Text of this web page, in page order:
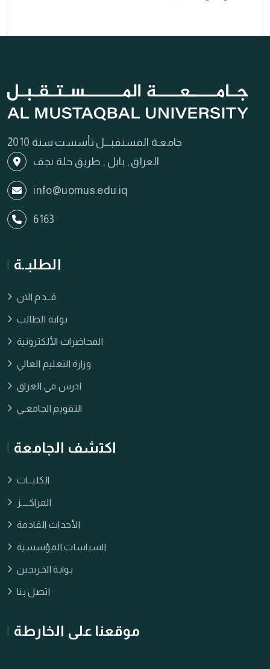
جامعـة المستقبـــل تأسست سنة 2010
العراق , بابل , طريق حلة نجف
info@uomus.edu.iq
6163
الطلبــة
قــدم الان
بوابة الطالب
المحاضرات الألكترونية
وزارة التعليم العالي
ادرس في العراق
التقويم الجامعـي
اكتشف الجامعة
الكليــات
المراكــــز
الأحداث القادمة
السياسات المؤسسية
بوابة الخريجين
اتصل بنا
موقعنا على الخارطة